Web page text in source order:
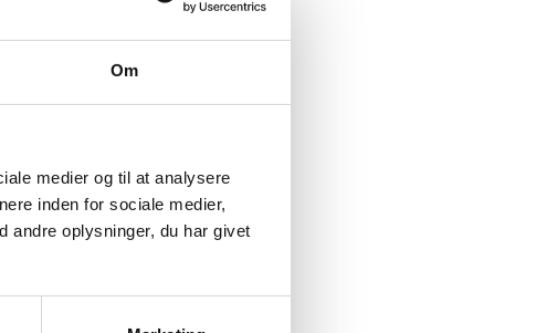
Om
medier og til at analysere
inden for sociale medier,
andre oplysninger, du har givet